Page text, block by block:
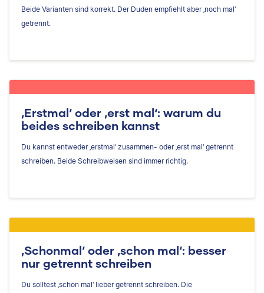
Beide Varianten sind korrekt. Der Duden empfiehlt aber ‚noch mal‘
getrennt.
‚Erstmal‘ oder ‚erst mal‘: warum du
beides schreiben kannst
Du kannst entweder ‚erstmal‘ zusammen- oder ‚erst mal‘ getrennt
schreiben. Beide Schreibweisen sind immer richtig.
‚Schonmal‘ oder ‚schon mal‘: besser
nur getrennt schreiben
Du solltest ‚schon mal‘ lieber getrennt schreiben. Die